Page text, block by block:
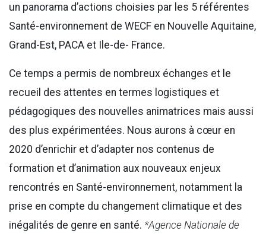
un panorama d’actions choisies par les 5 référentes
Santé-environnement de WECF en Nouvelle Aquitaine,
Grand-Est, PACA et Ile-de- France.
Ce temps a permis de nombreux échanges et le
recueil des attentes en termes logistiques et
pédagogiques des nouvelles animatrices mais aussi
des plus expérimentées. Nous aurons à cœur en
2020 d’enrichir et d’adapter nos contenus de
formation et d’animation aux nouveaux enjeux
rencontrés en Santé-environnement, notamment la
prise en compte du changement climatique et des
inégalités de genre en santé. *Agence Nationale de